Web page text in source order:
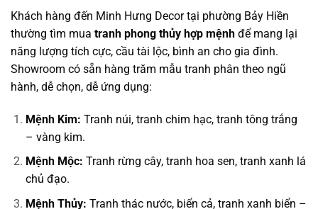
Khách hàng đến Minh Hưng Decor tại phường Bảy Hiền
thường tìm mua tranh phong thủy hợp mệnh để mang lại
năng lượng tích cực, cầu tài lộc, bình an cho gia đình.
Showroom có sẵn hàng trăm mẫu tranh phân theo ngũ
hành, dễ chọn, dễ ứng dụng:
Mệnh Kim: Tranh núi, tranh chim hạc, tranh tông trắng
– vàng kim.
Mệnh Mộc: Tranh rừng cây, tranh hoa sen, tranh xanh lá
chủ đạo.
Mệnh Thủy: Tranh thác nước, biển cả, tranh xanh biển –